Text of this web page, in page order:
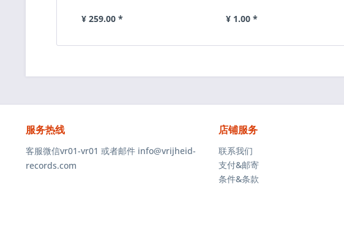
色)
¥ 259.00 *
time, 2xLP (红
¥ 1.00 *
服务热线
客服微信vr01-vr01 或者邮件 info@vrijheid-
records.com
店铺服务
联系我们
支付&邮寄
条件&条款